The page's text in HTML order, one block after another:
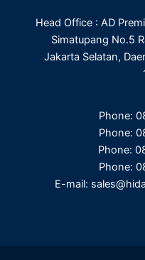
Head Office : AD
Simatupang No.5
Jakarta Selatan,
Phone:
Phone:
Phone:
Phone:
E-mail: